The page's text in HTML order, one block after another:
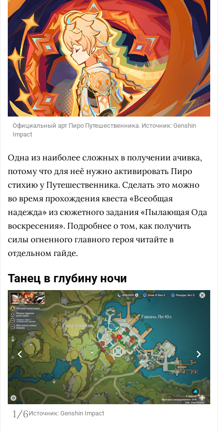
Официальный арт Пиро Путешественника. Источник: Genshin
Impact
Одна из наиболее сложных в получении ачивка,
потому что для неё нужно активировать Пиро
стихию у Путешественника. Сделать это можно
во время прохождения квеста «Всеобщая
надежда» из сюжетного задания «Пылающая Ода
воскресения». Подробнее о том, как получить
силы огненного главного героя читайте в
отдельном гайде.
Танец в глубину ночи
1/6Источник: Genshin Impact